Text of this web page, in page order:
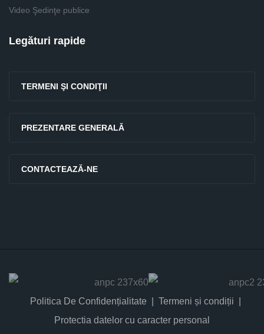
Video Şedinţe publice
Legături rapide
TERMENI ŞI CONDIŢII
PREZENTARE GENERALĂ
CONTACTEAZĂ-NE
Politica De Confidențialitate
Termeni și condiții
Protectia datelor cu caracter personal